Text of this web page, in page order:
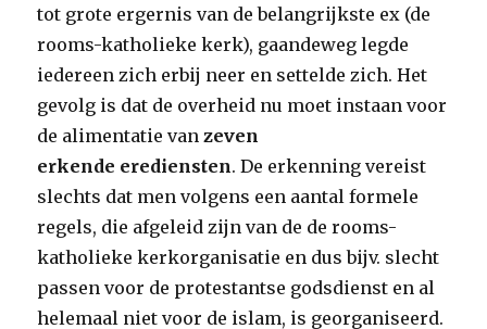
tot grote ergernis van de belangrijkste ex (de
rooms-katholieke kerk), gaandeweg legde
iedereen zich erbij neer en settelde zich. Het
gevolg is dat de overheid nu moet instaan voor
de alimentatie vanzeven
erkende erediensten. De erkenning vereist
slechts dat men volgens een aantal formele
regels, die afgeleid zijn van de de rooms-
katholieke kerkorganisatie en dus bijv. slecht
passen voor de protestantse godsdienst en al
helemaal niet voor de islam, is georganiseerd.